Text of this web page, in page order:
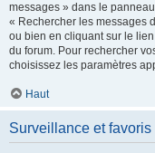
messages » dans le
« Rechercher les messages
ou bien en cliquant sur le
du forum. Pour rechercher
choisissez les paramètres
Haut
Surveillance et favoris